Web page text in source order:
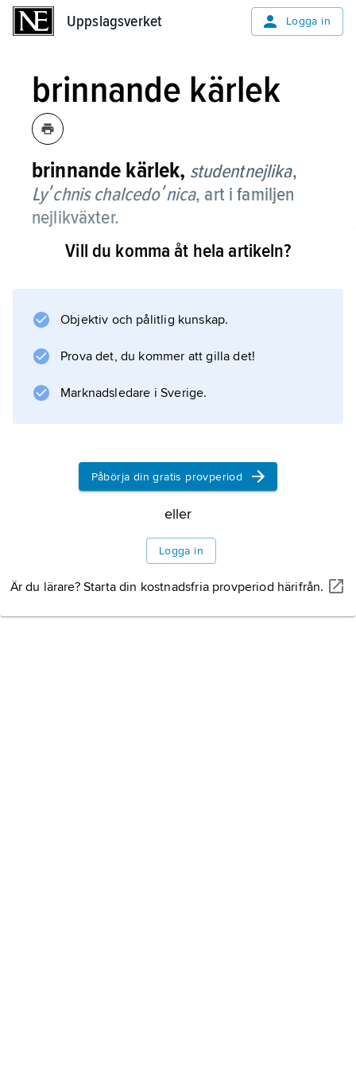
Uppslagsverket Logga in
brinnande kärlek
brinnande kärlek, studentnejlika,
Lyʹchnis chalcedoʹnica, art i familjen
nejlikväxter.
Det är en upp till 1 m hög, flerårig ört med
scharlakansröda i platta, cirka 10 cm breda
infaller i juni–juli. Arten härstammar från
Östeuropa och odlas på många håll som en
oöm, långlivad och
Information om artikeln
Vill du komma åt hela artikeln?
Objektiv och pålitlig kunskap.
Prova det, du kommer att gilla det!
Marknadsledare i Sverige.
Påbörja din gratis provperiod
eller
Logga in
Är du lärare? Starta din kostnadsfria provperiod härifrån.